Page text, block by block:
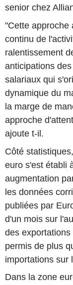
senior chez
"Cette approche
continu de
ralentissement
anticipations
salariaux qui
dynamique du
la marge de
approche
ajoute t-il.
Côté
euro s'est établi
augmentation
les données
publiées par
d'un mois sur
des
permis de plus
importations sur
Dans la zone